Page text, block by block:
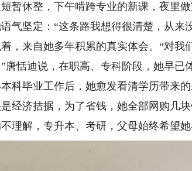
暂休整，下午啃跨专业的新课，夜里
气坚定：“这条路我想得很清楚，从来
来自她多年积累的真实体会。“对我
唐恬迪说，在职高、专科阶段，她早已
本科毕业工作后，她愈发看清学历带来
经济拮据，为了省钱，她全部网购几
理解，专升本、考研，父母始终希望